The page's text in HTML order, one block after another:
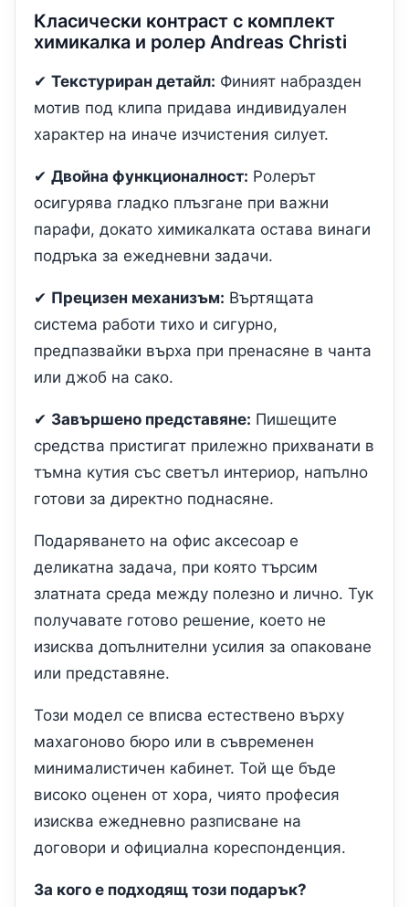
Класически контраст с комплект
химикалка и ролер Andreas Christi
✔ Текстуриран детайл: Финият набразден
мотив под клипа придава индивидуален
характер на иначе изчистения силует.
✔ Двойна функционалност: Ролерът
осигурява гладко плъзгане при важни
парафи, докато химикалката остава винаги
подръка за ежедневни задачи.
✔ Прецизен механизъм: Въртящата
система работи тихо и сигурно,
предпазвайки върха при пренасяне в чанта
или джоб на сако.
✔ Завършено представяне: Пишещите
средства пристигат прилежно прихванати в
тъмна кутия със светъл интериор, напълно
готови за директно поднасяне.
Подаряването на офис аксесоар е
деликатна задача, при която търсим
златната среда между полезно и лично. Тук
получавате готово решение, което не
изисква допълнителни усилия за опаковане
или представяне.
Този модел се вписва естествено върху
махагоново бюро или в съвременен
минималистичен кабинет. Той ще бъде
високо оценен от хора, чиято професия
изисква ежедневно разписване на
договори и официална кореспонденция.
За кого е подходящ този подарък?